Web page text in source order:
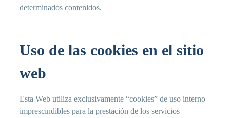
determinados contenidos.
Uso de las cookies en el sitio
web
Esta Web utiliza exclusivamente “cookies” de uso interno
imprescindibles para la prestación de los servicios